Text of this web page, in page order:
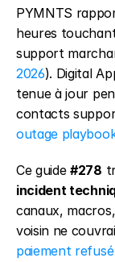
PYMNTS
heures
support
2026). Digital
tenue à jour
contacts
outage
Ce guide #278
incident
canaux,
paiement